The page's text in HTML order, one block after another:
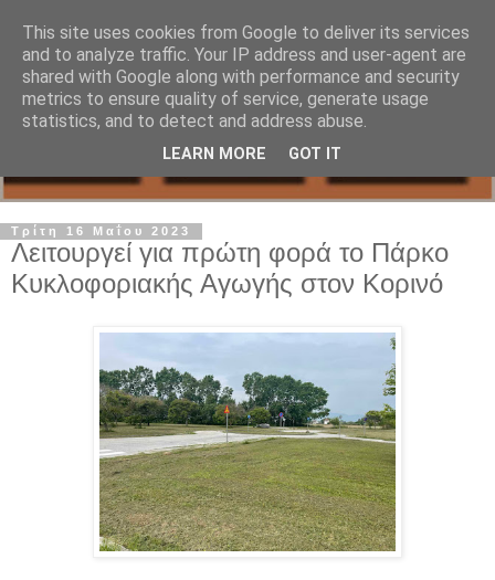
Τρίτη 16 Μαΐου 2023
Λειτουργεί για πρώτη φορά το Πάρκο
Κυκλοφοριακής Αγωγής στον Κορινό
This site uses cookies from Google to deliver its services
and to analyze traffic. Your IP address and user-agent are
shared with Google along with performance and security
metrics to ensure quality of service, generate usage
statistics, and to detect and address abuse.
LEARN MORE GOT IT